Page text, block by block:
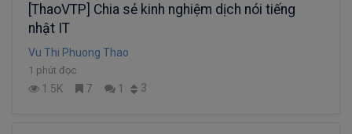
[ThaoVTP] Chia sẻ kinh nghiệm dịch nói tiếng
nhật IT
Vu Thi Phuong Thao
1 phút đọc
1.5K 7 1 3